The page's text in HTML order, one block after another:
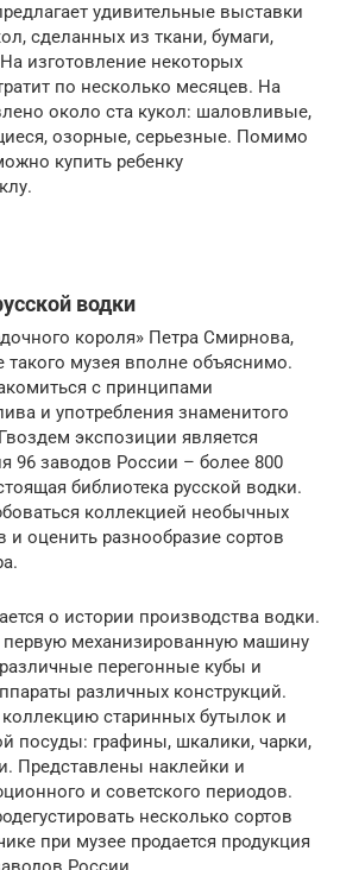
удивительные выставки
сделанных из ткани, бумаги,
изготовление некоторых
по несколько месяцев. На
около ста кукол: шаловливые,
озорные, серьезные. Помимо
купить ребенку
водки
короля» Петра Смирнова,
такого музея вполне объяснимо.
с принципами
и употребления знаменитого
экспозиции является
96 заводов России – более 800
библиотека русской водки.
коллекцией необычных
и оценить разнообразие сортов
о истории производства водки.
первую механизированную машину
перегонные кубы и
различных конструкций.
старинных бутылок и
посуды: графины, шкалики, чарки,
Представлены наклейки и
и советского периодов.
несколько сортов
при музее продается продукция